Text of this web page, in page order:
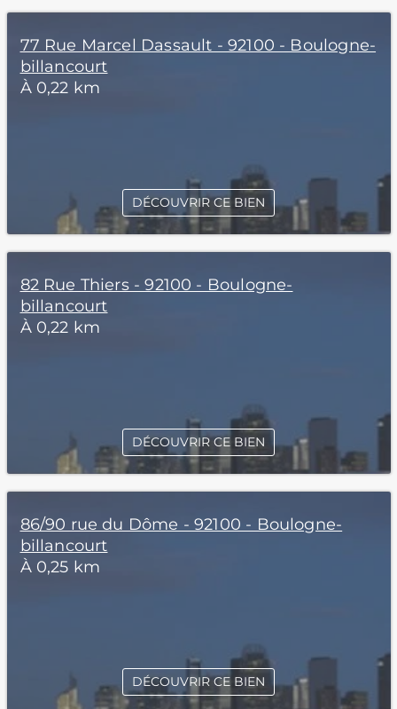
77 Rue Marcel Dassault - 92100 - Boulogne-
billancourt
À 0,22 km
DÉCOUVRIR CE BIEN
82 Rue Thiers - 92100 - Boulogne-
billancourt
À 0,22 km
DÉCOUVRIR CE BIEN
86/90 rue du Dôme - 92100 - Boulogne-
billancourt
À 0,25 km
DÉCOUVRIR CE BIEN